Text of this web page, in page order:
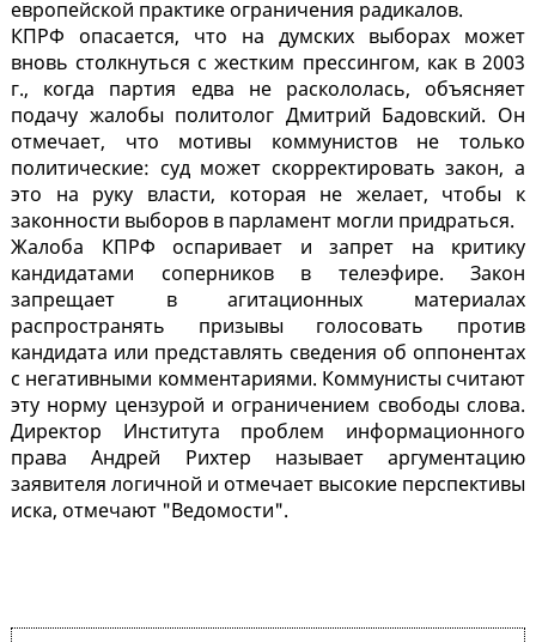
европейской практике ограничения радикалов.
КПРФ опасается, что на думских выборах может
вновь столкнуться с жестким прессингом, как в 2003
г., когда партия едва не раскололась, объясняет
подачу жалобы политолог Дмитрий Бадовский. Он
отмечает, что мотивы коммунистов не только
политические: суд может скорректировать закон, а
это на руку власти, которая не желает, чтобы к
законности выборов в парламент могли придраться.
Жалоба КПРФ оспаривает и запрет на критику
кандидатами соперников в телеэфире. Закон
запрещает в агитационных материалах
распространять призывы голосовать против
кандидата или представлять сведения об оппонентах
с негативными комментариями. Коммунисты считают
эту норму цензурой и ограничением свободы слова.
Директор Института проблем информационного
права Андрей Рихтер называет аргументацию
заявителя логичной и отмечает высокие перспективы
иска, отмечают "Ведомости".